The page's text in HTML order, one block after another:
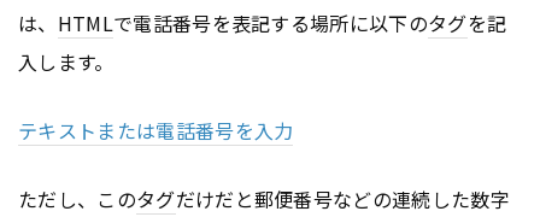
は、 HTMLで電話番号を表記する場所に以下のタグを記
入します。
テキストまたは電話番号を入力
ただし、このタグだけだと郵便番号などの連続した数字